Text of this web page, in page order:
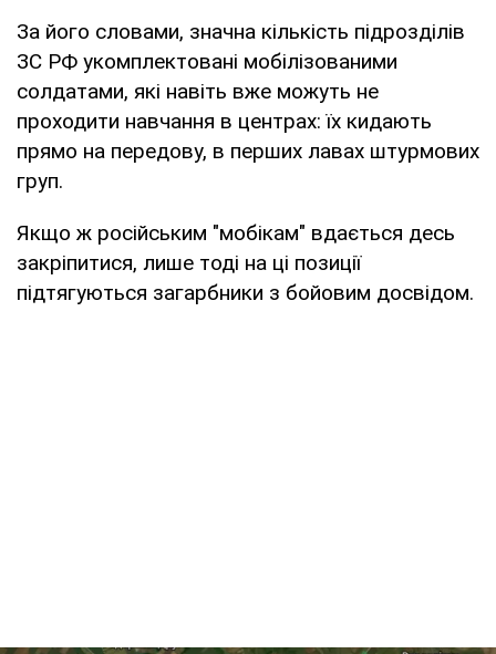
За його словами, значна кількість підрозділів
ЗС РФ укомплектовані мобілізованими
солдатами, які навіть вже можуть не
проходити навчання в центрах: їх кидають
прямо на передову, в перших лавах штурмових
груп.
Якщо ж російським "мобікам" вдається десь
закріпитися, лише тоді на ці позиції
підтягуються загарбники з бойовим досвідом.